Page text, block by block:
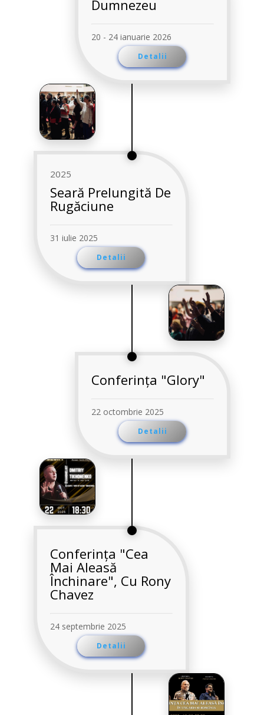
Dumnezeu
20 - 24 ianuarie 2026
Detalii
2025
Seară Prelungită De
Rugăciune
31 iulie 2025
Detalii
Conferința "Glory"
22 octombrie 2025
Detalii
Conferința "Cea
Mai Aleasă
Închinare", Cu Rony
Chavez
24 septembrie 2025
Detalii